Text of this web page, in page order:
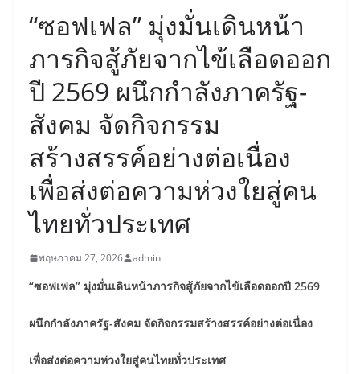
“ซอฟเฟล” มุ่งมั่นเดินหน้า
ภารกิจสู้ภัยจากไข้เลือดออก
ปี 2569 ผนึกกำลังภาครัฐ-
สังคม จัดกิจกรรม
สร้างสรรค์อย่างต่อเนื่อง
เพื่อส่งต่อความห่วงใยสู่คน
ไทยทั่วประเทศ
พฤษภาคม 27, 2026 admin
“ซอฟเฟล” มุ่งมั่นเดินหน้าภารกิจสู้ภัยจากไข้เลือดออกปี 2569
ผนึกกำลังภาครัฐ-สังคม จัดกิจกรรมสร้างสรรค์อย่างต่อเนื่อง
เพื่อส่งต่อความห่วงใยสู่คนไทยทั่วประเทศ